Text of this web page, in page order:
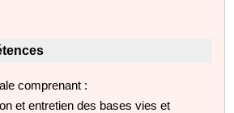
comprenant :
et entretien des bases vies et